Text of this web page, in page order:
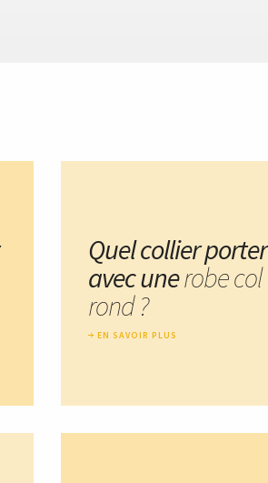
Quel collier porter
avec unerobe col
rond ?
EN SAVOIR PLUS